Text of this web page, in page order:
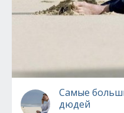
Самые
дюдей